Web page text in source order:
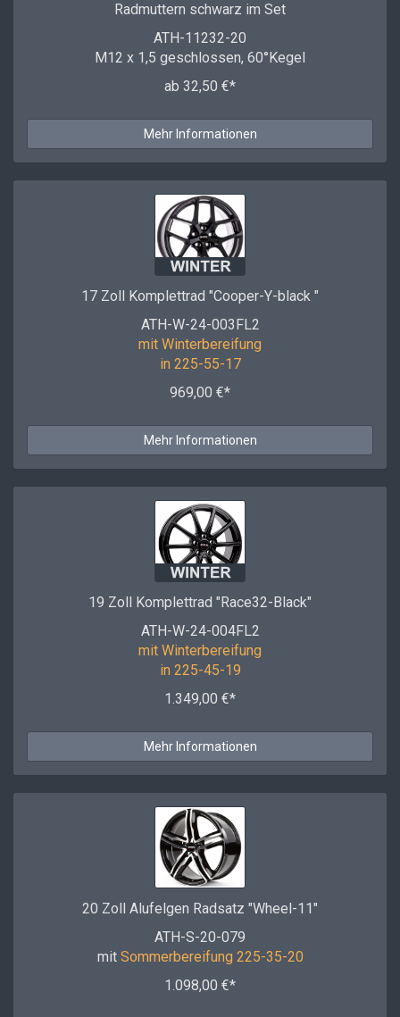
Radmuttern schwarz im Set
ATH-11232-20
M12 x 1,5 geschlossen, 60°Kegel
ab 32,50 €*
Mehr Informationen
17 Zoll Komplettrad "Cooper-Y-black "
ATH-W-24-003FL2
mit Winterbereifung
in 225-55-17
969,00 €*
Mehr Informationen
19 Zoll Komplettrad "Race32-Black"
ATH-W-24-004FL2
mit Winterbereifung
in 225-45-19
1.349,00 €*
Mehr Informationen
20 Zoll Alufelgen Radsatz "Wheel-11"
ATH-S-20-079
mit Sommerbereifung 225-35-20
1.098,00 €*